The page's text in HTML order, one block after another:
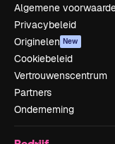
Algemene
Privacybeleid
Originelen New
Cookiebeleid
Vertrouwenscentrum
Partners
Onderneming